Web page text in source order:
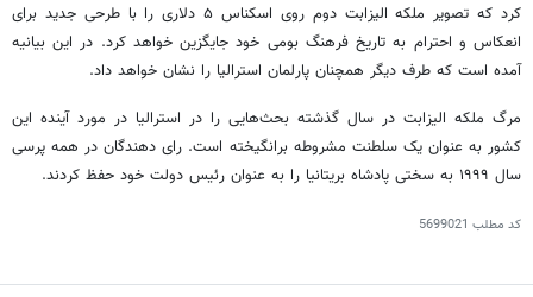
کرد که تصویر ملکه الیزابت دوم روی اسکناس ۵ دلاری را با طرحی جدید برای
انعکاس و احترام به تاریخ فرهنگ بومی خود جایگزین خواهد کرد. در این بیانیه
آمده است که طرف دیگر همچنان پارلمان استرالیا را نشان خواهد داد.
مرگ ملکه الیزابت در سال گذشته بحث‌هایی را در استرالیا در مورد آینده این
کشور به عنوان یک سلطنت مشروطه برانگیخته است. رای دهندگان در همه پرسی
سال ۱۹۹۹ به سختی پادشاه بریتانیا را به عنوان رئیس دولت خود حفظ کردند.
کد مطلب 5699021